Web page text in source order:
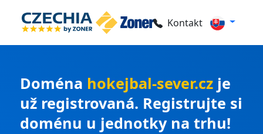
Kontakt
Doména hokejbal-sever.cz je
už registrovaná. Registrujte si
doménu u jednotky na trhu!